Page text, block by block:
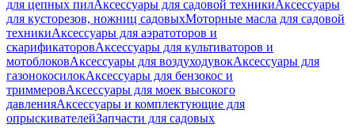
для цепных пилАксессуары для садовой техникиАксессуары
для кусторезов, ножниц садовыхМоторные масла для садовой
техникиАксессуары для аэратоторов и
скарификаторовАксессуары для культиваторов и
мотоблоковАксессуары для воздуходувокАксессуары для
газонокосилокАксессуары для бензокос и
триммеровАксессуары для моек высокого
давленияАксессуары и комплектующие для
опрыскивателейЗапчасти для садовых